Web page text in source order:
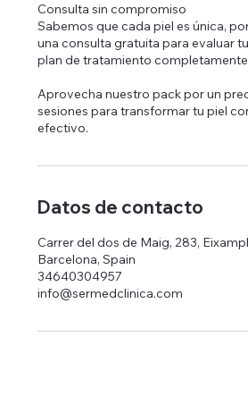
Consulta sin compromiso
Sabemos que cada piel es única,
una consulta gratuita para evaluar
plan de tratamiento
Aprovecha nuestro pack por un
sesiones para transformar tu piel
efectivo.
Datos de contacto
Carrer del dos de Maig, 283,
Barcelona, Spain
34640304957
info@sermedclinica.com